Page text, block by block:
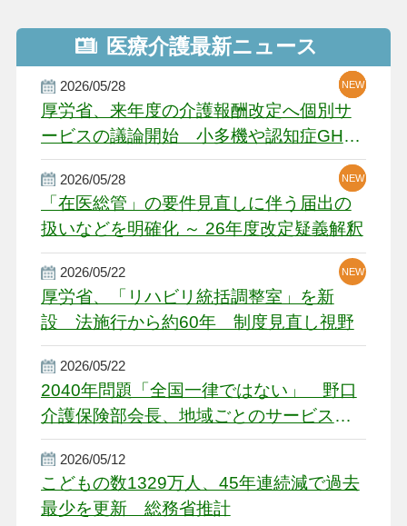
医療介護最新ニュース
2026/05/28
厚労省、来年度の介護報酬改定へ個別サ
ービスの議論開始 小多機や認知症GH、
厳しい経営環境に危機感
NEW
NEW
NEW
2026/05/28
「在医総管」の要件見直しに伴う届出の
扱いなどを明確化 ～ 26年度改定疑義解釈
NEW
NEW
2026/05/22
厚労省、「リハビリ統括調整室」を新
設 法施行から約60年 制度見直し視野
NEW
2026/05/22
2040年問題「全国一律ではない」 野口
介護保険部会長、地域ごとのサービス基
盤整備を促す
2026/05/12
こどもの数1329万人、45年連続減で過去
最少を更新 総務省推計